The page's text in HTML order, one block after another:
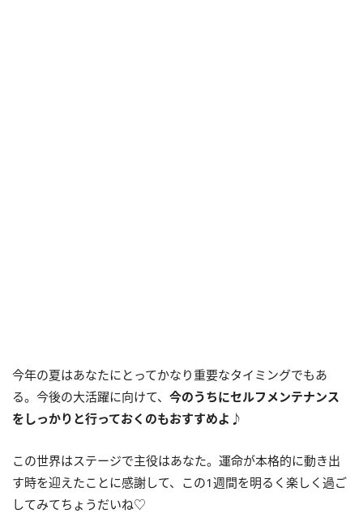
今年の夏はあなたにとってかなり重要なタイミングでもあ
る。今後の大活躍に向けて、 今のうちにセルフメンテナンス
をしっかりと行っておくのもおすすめよ ♪
この世界はステージで主役はあなた。運命が本格的に動き出
す時を迎えたことに感謝して、この1週間を明るく楽しく過ご
してみてちょうだいね♡